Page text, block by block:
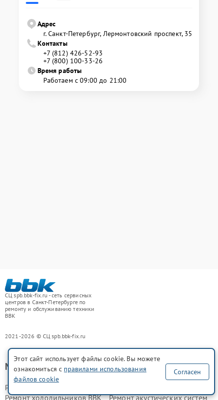
Адрес
г. Санкт-Петербург, Лермонтовский проспект, 35
Контакты
+7 (812) 426-52-93
+7 (800) 100-33-26
Время работы
Работаем с 09:00 до 21:00
СЦ spb.bbk-fix.ru - сеть сервисных
центров в Санкт-Петербурге по
ремонту и обслуживанию техники
BBK
2021-2026 © СЦ spb.bbk-fix.ru
Мы ремонтируем
Ремонт аудиосистем BBK
Ремонт холодильников BBK
Ремонт акустических систем
Этот сайт использует файлы cookie. Вы можете
ознакомиться с правилами использования
файлов cookie
Согласен